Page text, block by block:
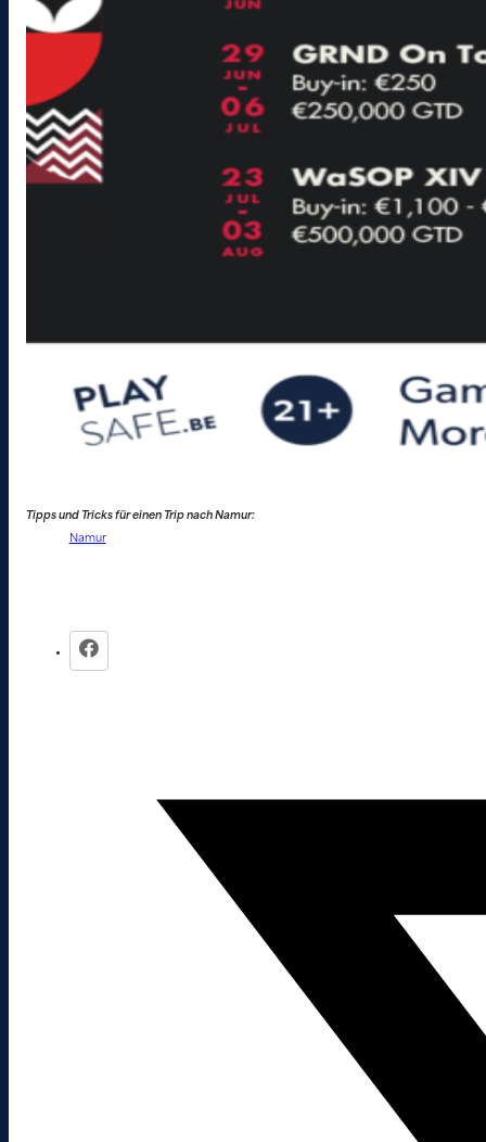
Tipps und Tricks für einen Trip nach Namur:
Namur